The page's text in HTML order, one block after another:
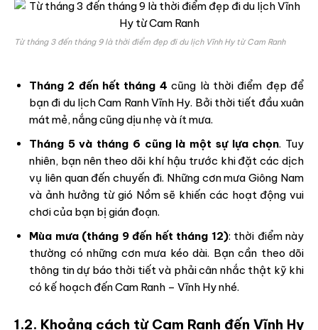
Từ tháng 3 đến tháng 9 là thời điểm đẹp đi du lịch Vĩnh Hy từ Cam Ranh
Tháng 2 đến hết tháng 4cũng là thời điểm đẹp để
bạn đi du lịch Cam Ranh Vĩnh Hy. Bởi thời tiết đầu xuân
mát mẻ, nắng cũng dịu nhẹ và ít mưa.
Tháng 5 và tháng 6 cũng là một sự lựa chọn. Tuy
nhiên, bạn nên theo dõi khí hậu trước khi đặt các dịch
vụ liên quan đến chuyến đi. Những cơn mưa Giông Nam
và ảnh hưởng từ gió Nồm sẽ khiến các hoạt động vui
chơi của bạn bị gián đoạn.
Mùa mưa (tháng 9 đến hết tháng 12): thời điểm này
thường có những cơn mưa kéo dài. Bạn cần theo dõi
thông tin dự báo thời tiết và phải cân nhắc thật kỹ khi
có kế hoạch đến Cam Ranh – Vĩnh Hy nhé.
1.2. Khoảng cách từ Cam Ranh đến Vĩnh Hy